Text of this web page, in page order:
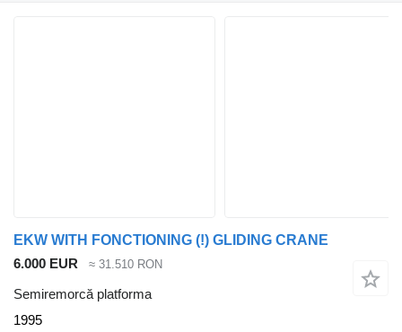
EKW WITH FONCTIONING (!) GLIDING CRANE
6.000 EUR
≈ 31.510 RON
Semiremorcă platforma
1995